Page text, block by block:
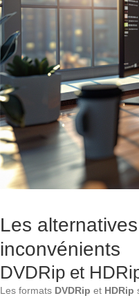
Les
inconvénients
DVDRip et
Les formats DVDRip et HDRip